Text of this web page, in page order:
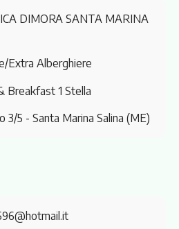
DIMORA SANTA MARINA
Extra Alberghiere
Breakfast 1 Stella
3/5 - Santa Marina Salina (ME)